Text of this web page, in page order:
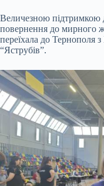
Величезною підтримкою
повернення до мирного
переїхала до Тернополя
“Яструбів”.